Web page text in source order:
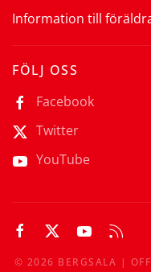
Information till
FÖLJ OSS
Facebook
Twitter
YouTube
© 2026 BERGSALA |